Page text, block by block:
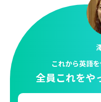
大
知っているはずの
ピッ